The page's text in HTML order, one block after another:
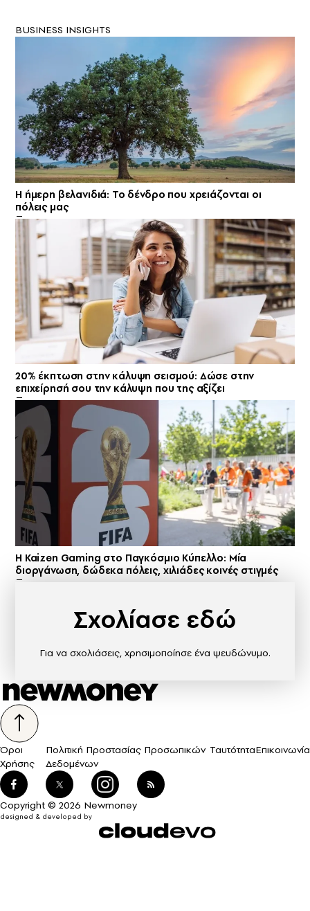
BUSINESS INSIGHTS
Η ήμερη βελανιδιά: Το δένδρο που χρειάζονται οι
πόλεις μας
20% έκπτωση στην κάλυψη σεισμού: Δώσε στην
επιχείρησή σου την κάλυψη που της αξίζει
H Kaizen Gaming στο Παγκόσμιο Kύπελλο: Μία
διοργάνωση, δώδεκα πόλεις, χιλιάδες κοινές στιγμές
Σχολίασε εδώ
Για να σχολιάσεις, χρησιμοποίησε ένα ψευδώνυμο.
Όροι
Χρήσης
Πολιτική Προστασίας Προσωπικών
Δεδομένων
ΤαυτότηταΕπικοινωνία
Copyright © 2026 Newmoney
designed & developed by